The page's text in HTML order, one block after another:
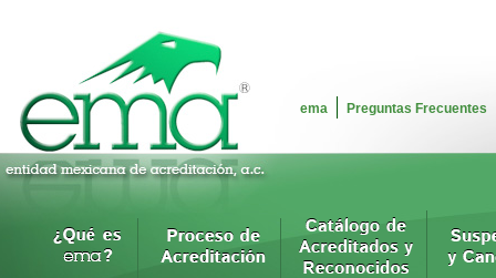
ema Preguntas Frecuentes